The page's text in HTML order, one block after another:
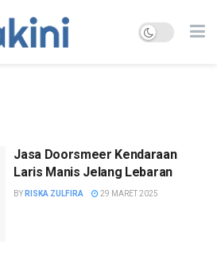
Jasa Doorsmeer Kendaraan
Laris Manis Jelang Lebaran
BY RISKA ZULFIRA 29 MARET 2025